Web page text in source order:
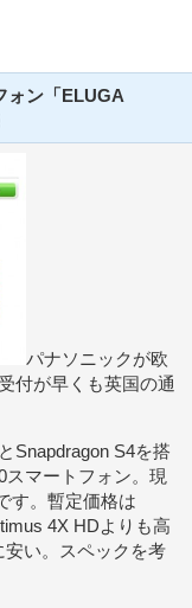
ォン「ELUGA
パナソニックが欧
付が早くも英国の通
Snapdragon S4を搭
マートフォン。現
す。暫定価格は
4X HDよりも高
安い。スペックを考